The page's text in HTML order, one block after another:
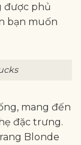
được phủ
bạn muốn
mang đến
đặc trưng.
Blonde